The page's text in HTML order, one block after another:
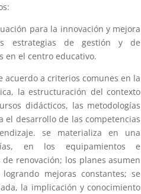
para la innovación y mejora
estrategias de gestión y de
en el centro educativo.
acuerdo a criterios comunes en la
la estructuración del contexto
didácticos, las metodologías
el desarrollo de las competencias
se materializa en una
en los equipamientos e
renovación; los planes asumen
mejoras constantes; se
la implicación y conocimiento